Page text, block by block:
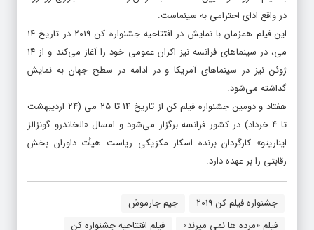
در واقع ادای احترامی به سینماست.
این فیلم همزمان با نمایش در افتتاحیه جشنواره کن ۲۰۱۹ در تاریخ ۱۴
می، در سینماهای فرانسه نیز اکران عمومی خود را آغاز می‌کند و از ۱۴
ژوئن نیز در سینماهای آمریکا و در ادامه در سطح جهان به نمایش
گذاشته می‌شود.
هفتاد و دومین جشنواره فیلم کن از تاریخ ۱۴ تا ۲۵ می (۲۴ اردیبهشت
تا ۴ خرداد) در کشور فرانسه برگزار می‌شود و امسال «الخاندرو گونزالز
ایناریتو» کارگردان برنده اسکار مکزیکی ریاست هیأت داوران بخش
رقابتی را بر عهده دارد.
جشنواره فیلم کن 2019
جیم جارموش
فیلم «مرده ها نمی میرند»
فیلم افتتاحیه جشنواره کن